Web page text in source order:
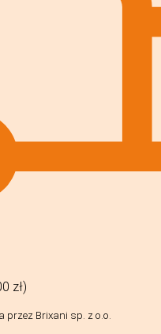
zł)
przez Brixani sp. z o.o.